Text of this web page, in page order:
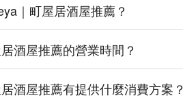
｜町屋居酒屋推薦？
酒屋推薦的營業時間？
酒屋推薦有提供什麼消費方案？